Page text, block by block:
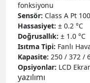
fonksiyonu
Sensör: Class A Pt 100
Hassasiyet: ± 0.2 °C
Doğrusallık: ± 1.0 °C
Isıtma Tipi: Fanlı
Kapasite: 250 / 372 /
Opsiyonlar: LCD
yazılımı